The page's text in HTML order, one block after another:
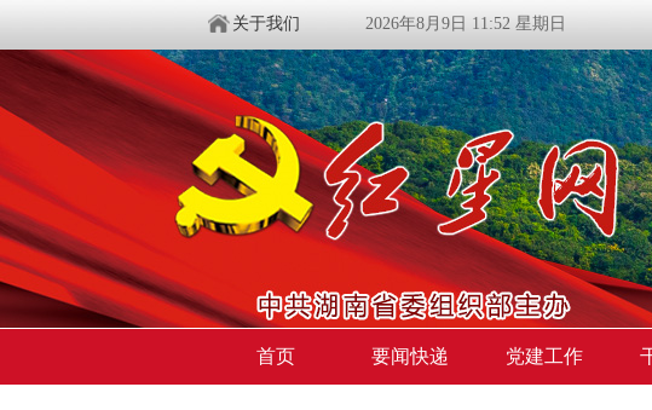
关于我们 2026年8月9日 11:52 星期日
首页 要闻快递 党建工作